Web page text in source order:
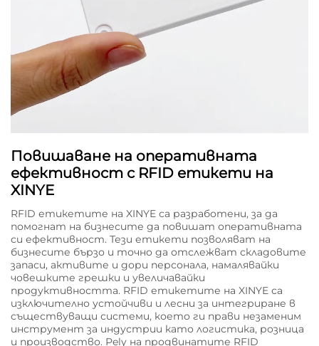
Повишаване на оперативната
ефективност с RFID етикети на
XINYE
RFID етикетите на XINYE са разработени, за да
помогнат на бизнесите да повишат оперативната
си ефективност. Тези етикети позволяват на
бизнесите бързо и точно да отслежват складовите
запаси, активите и дори персонала, намалявайки
човешките грешки и увеличавайки
продуктивността. RFID етикетите на XINYE са
изключително устойчиви и лесни за интегриране в
съществуващи системи, което ги прави незаменим
инструмент за индустрии като логистика, розница
и производство. Рely на продвинатите RFID